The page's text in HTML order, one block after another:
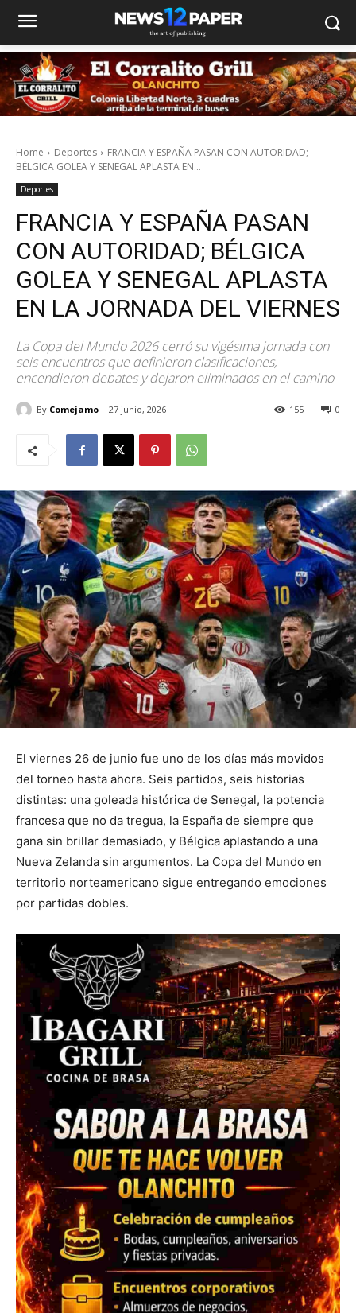
Home Deportes
FRANCIA Y ESPAÑA PASAN CON AUTORIDAD;
BÉLGICA GOLEA Y SENEGAL APLASTA EN...
Deportes
FRANCIA Y ESPAÑA PASAN
CON AUTORIDAD; BÉLGICA
GOLEA Y SENEGAL APLASTA
EN LA JORNADA DEL VIERNES
La Copa del Mundo 2026 cerró su vigésima jornada con
seis encuentros que definieron clasificaciones,
encendieron debates y dejaron eliminados en el camino
By Comejamo 27 junio, 2026 0
155
El viernes 26 de junio fue uno de los días más movidos
del torneo hasta ahora. Seis partidos, seis historias
distintas: una goleada histórica de Senegal, la potencia
francesa que no da tregua, la España de siempre que
gana sin brillar demasiado, y Bélgica aplastando a una
Nueva Zelanda sin argumentos. La Copa del Mundo en
territorio norteamericano sigue entregando emociones
por partidas dobles.